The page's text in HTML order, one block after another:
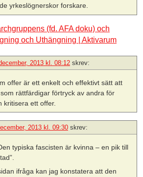
yrkeslögnerskor forskare.
(fd. AFA doku) och
och Uthängning | Aktivarum
2013 kl. 08:12 skrev:
offer är ett enkelt och effektivt sätt att
rättfärdigar förtryck av andra för
kritisera ett offer.
2013 kl. 09:30 skrev:
typiska fascisten är kvinna – en pik till
ifråga kan jag konstatera att den